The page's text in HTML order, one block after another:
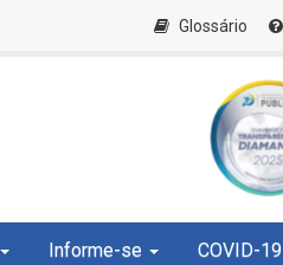
Glossário
Informe-se COVID-19